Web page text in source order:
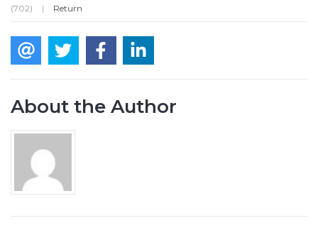
(702)
| Return
About the Author